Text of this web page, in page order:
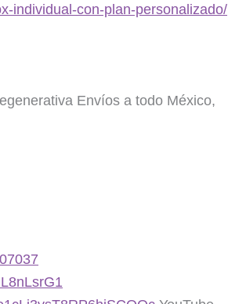
individual-con-plan-personalizado/
Envíos a todo México,